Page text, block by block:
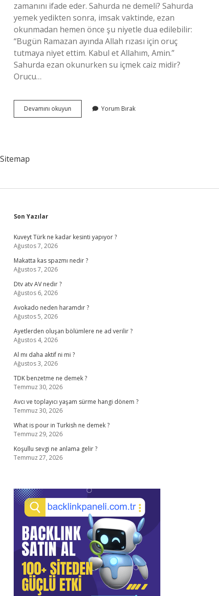
zamanını ifade eder. Sahurda ne demeli? Sahurda
yemek yedikten sonra, imsak vaktinde, ezan
okunmadan hemen önce şu niyetle dua edilebilir:
“Bugün Ramazan ayında Allah rızası için oruç
tutmaya niyet ettim. Kabul et Allahım, Amin.”
Sahurda ezan okunurken su içmek caiz midir?
Orucu…
Devamını okuyun Sahurda
Niyet
Yorum Bırak
Sitemap
Sidebar
Son Yazılar
Kuveyt Türk ne kadar kesinti yapıyor ?
Ağustos 7, 2026
Makatta kas spazmı nedir ?
Ağustos 7, 2026
Dtv atv AV nedir ?
Ağustos 6, 2026
Avokado neden haramdır ?
Ağustos 5, 2026
Ayetlerden oluşan bölümlere ne ad verilir ?
Ağustos 4, 2026
Al mı daha aktif ni mi ?
Ağustos 3, 2026
TDK benzetme ne demek ?
Temmuz 30, 2026
Avcı ve toplayıcı yaşam sürme hangi dönem ?
Temmuz 30, 2026
What is pour in Turkish ne demek ?
Temmuz 29, 2026
Koşullu sevgi ne anlama gelir ?
Temmuz 27, 2026